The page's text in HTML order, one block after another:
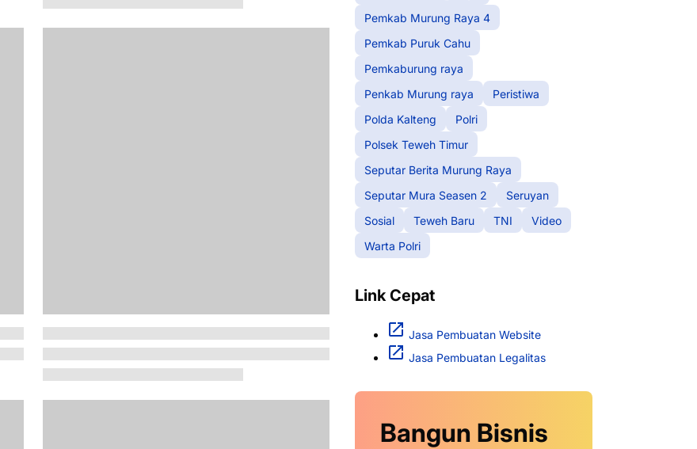
Pemkab Murung Raya 4
Pemkab Puruk Cahu
Pemkaburung raya
Penkab Murung raya
Peristiwa
Polda Kalteng
Polri
Polsek Teweh Timur
Seputar Berita Murung Raya
Seputar Mura Seasen 2
Seruyan
Sosial
Teweh Baru TNI
Video
Warta Polri
Link Cepat
Jasa Pembuatan Website
Jasa Pembuatan Legalitas
Bangun Bisnis